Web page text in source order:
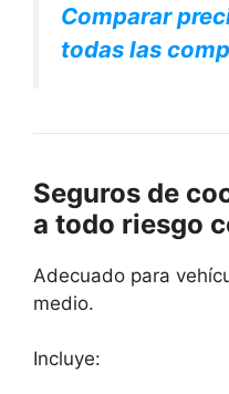
Comparar
todas las
Seguros de
a todo riesgo
Adecuado para
medio.
Incluye: